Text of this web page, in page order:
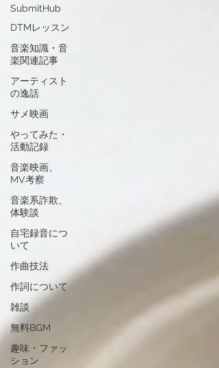
SubmitHub
DTMレッスン
音楽知識・音
楽関連記事
アーティスト
の逸話
サメ映画
やってみた・
活動記録
音楽映画、
MV考察
音楽系詐欺、
体験談
自宅録音につ
いて
作曲技法
作詞について
雑談
無料BGM
趣味・ファッ
ション